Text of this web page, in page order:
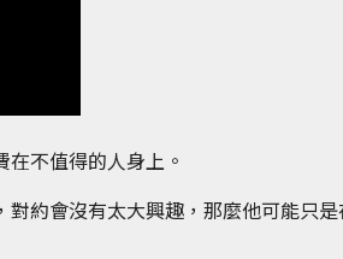
不值得的人身上。
約會沒有太大興趣，那麼他可能只是